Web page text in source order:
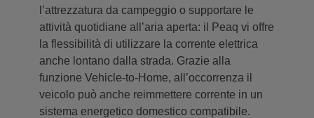
l’attrezzatura da campeggio o supportare le
attività quotidiane all’aria aperta: il Peaq vi offre
la flessibilità di utilizzare la corrente elettrica
anche lontano dalla strada. Grazie alla
funzione Vehicle-to-Home, all’occorrenza il
veicolo può anche reimmettere corrente in un
sistema energetico domestico compatibile.